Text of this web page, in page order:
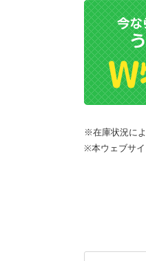
※在庫状況に
※本ウェブサイ